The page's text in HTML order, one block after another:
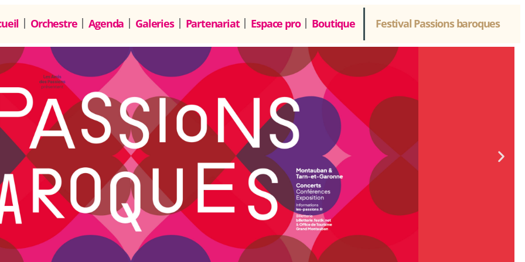
Orchestre Agenda Galeries Partenariat Espace pro Boutique Festival Passions baroques